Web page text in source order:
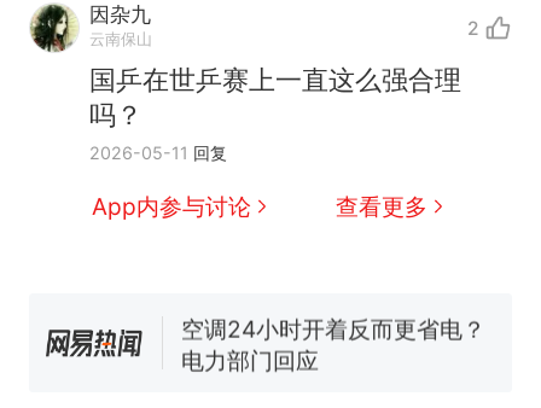
因杂九
云南保山 2
国乒在世乒赛上一直这么强合理
吗？
2026-05-11 回复
App内参与讨论 查看更多
因老师一句“跟我回家”改写了
人生
新 搬家报价570元，搬到楼下
已叫停招聘，成立调查组全面
核查
空调24小时开着反而更省电？
电力部门回应